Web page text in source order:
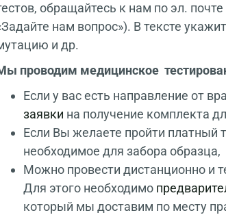
обращайтесь к нам по эл.
нам вопрос»). В тексте
и др.
проводим медицинское
Если у вас есть направление от
заявки на получение комплекта
Если Вы желаете пройти платный
необходимое для забора образца,
Можно провести дистанционно и
Для этого необходимо
который мы доставим по месту